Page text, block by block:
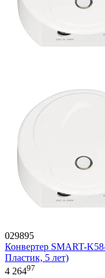
029895
Конвертер SMART-
Пластик, 5 лет)
4 26497